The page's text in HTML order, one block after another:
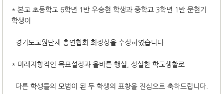
* 본교 초등학교 6학년 1반 우승현 학생과 중학교 3학년 1반 문현기
학생이
경기도교원단체 총연합회 회장상을 수상하였습니다.
* 미래지향적인 목표설정과 올바른 행실, 성실한 학교생활로
다른 학생들의 모범이 된 두 학생의 표창을 진심으로 축하드립니다.